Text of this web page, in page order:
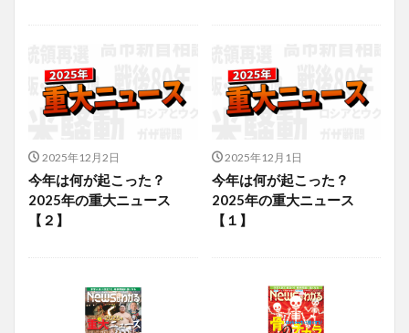
2025年12月2日
今年は何が起こった？
2025年の重大ニュース
【２】
2025年12月1日
今年は何が起こった？
2025年の重大ニュース
【１】